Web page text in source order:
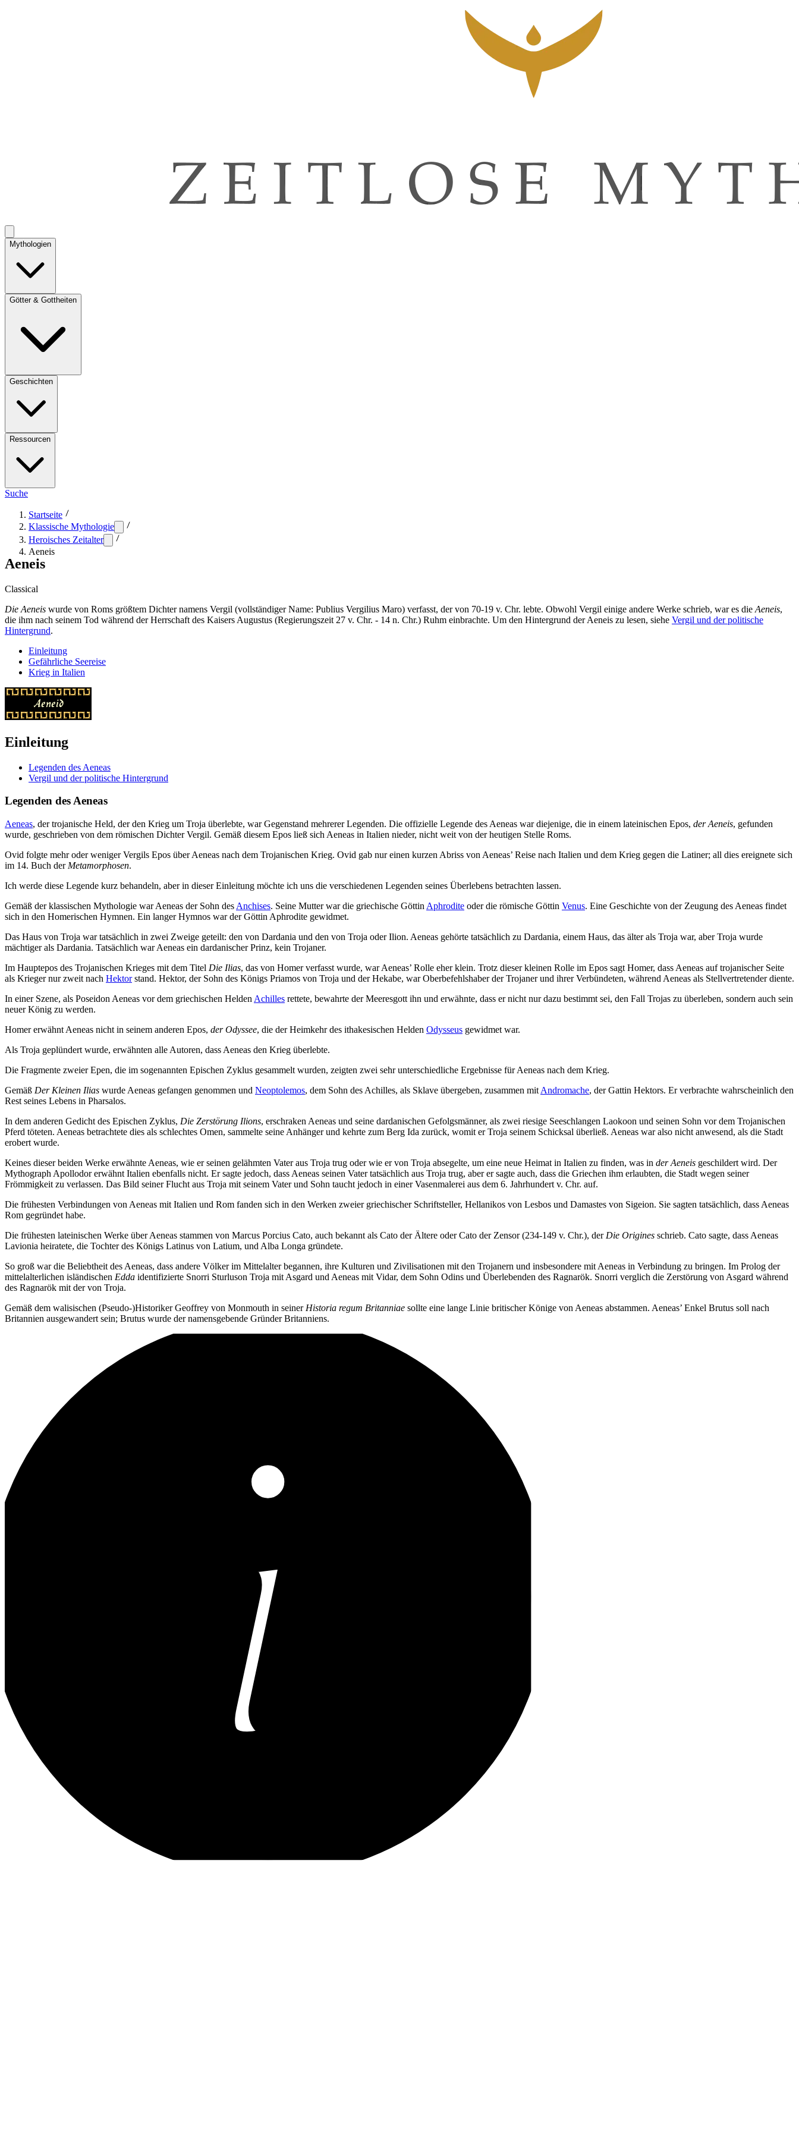
Mythologien
Götter & Gottheiten
Geschichten
Ressourcen
Suche
Startseite
Klassische Mythologie
Heroisches Zeitalter
Aeneis
Aeneis
Classical
Die Aeneis wurde von Roms größtem Dichter namens Vergil (vollständiger Name: Publius Vergilius Maro) verfasst, der von 70-19 v. Chr. lebte. Obwohl Vergil einige andere Werke schrieb, war es die Aeneis,
die ihm nach seinem Tod während der Herrschaft des Kaisers Augustus (Regierungszeit 27 v. Chr. - 14 n. Chr.) Ruhm einbrachte. Um den Hintergrund der Aeneis zu lesen, siehe Vergil und der politische
Hintergrund.
Einleitung
Gefährliche Seereise
Krieg in Italien
Einleitung
Legenden des Aeneas
Vergil und der politische Hintergrund
Legenden des Aeneas
Aeneas, der trojanische Held, der den Krieg um Troja überlebte, war Gegenstand mehrerer Legenden. Die offizielle Legende des Aeneas war diejenige, die in einem lateinischen Epos, der Aeneis, gefunden
wurde, geschrieben von dem römischen Dichter Vergil. Gemäß diesem Epos ließ sich Aeneas in Italien nieder, nicht weit von der heutigen Stelle Roms.
Ovid folgte mehr oder weniger Vergils Epos über Aeneas nach dem Trojanischen Krieg. Ovid gab nur einen kurzen Abriss von Aeneas’ Reise nach Italien und dem Krieg gegen die Latiner; all dies ereignete sich
im 14. Buch der Metamorphosen.
Ich werde diese Legende kurz behandeln, aber in dieser Einleitung möchte ich uns die verschiedenen Legenden seines Überlebens betrachten lassen.
Gemäß der klassischen Mythologie war Aeneas der Sohn des Anchises. Seine Mutter war die griechische Göttin Aphrodite oder die römische Göttin Venus. Eine Geschichte von der Zeugung des Aeneas findet
sich in den Homerischen Hymnen. Ein langer Hymnos war der Göttin Aphrodite gewidmet.
Das Haus von Troja war tatsächlich in zwei Zweige geteilt: den von Dardania und den von Troja oder Ilion. Aeneas gehörte tatsächlich zu Dardania, einem Haus, das älter als Troja war, aber Troja wurde
mächtiger als Dardania. Tatsächlich war Aeneas ein dardanischer Prinz, kein Trojaner.
Im Hauptepos des Trojanischen Krieges mit dem Titel Die Ilias, das von Homer verfasst wurde, war Aeneas’ Rolle eher klein. Trotz dieser kleinen Rolle im Epos sagt Homer, dass Aeneas auf trojanischer Seite
als Krieger nur zweit nach Hektorstand. Hektor, der Sohn des Königs Priamos von Troja und der Hekabe, war Oberbefehlshaber der Trojaner und ihrer Verbündeten, während Aeneas als Stellvertretender diente.
In einer Szene, als Poseidon Aeneas vor dem griechischen Helden Achilles rettete, bewahrte der Meeresgott ihn und erwähnte, dass er nicht nur dazu bestimmt sei, den Fall Trojas zu überleben, sondern auch sein
neuer König zu werden.
Homer erwähnt Aeneas nicht in seinem anderen Epos, der Odyssee, die der Heimkehr des ithakesischen Helden Odysseus gewidmet war.
Als Troja geplündert wurde, erwähnten alle Autoren, dass Aeneas den Krieg überlebte.
Die Fragmente zweier Epen, die im sogenannten Epischen Zyklus gesammelt wurden, zeigten zwei sehr unterschiedliche Ergebnisse für Aeneas nach dem Krieg.
Gemäß Der Kleinen Ilias wurde Aeneas gefangen genommen und Neoptolemos, dem Sohn des Achilles, als Sklave übergeben, zusammen mit Andromache, der Gattin Hektors. Er verbrachte wahrscheinlich den
Rest seines Lebens in Pharsalos.
In dem anderen Gedicht des Epischen Zyklus, Die Zerstörung Ilions, erschraken Aeneas und seine dardanischen Gefolgsmänner, als zwei riesige Seeschlangen Laokoon und seinen Sohn vor dem Trojanischen
Pferd töteten. Aeneas betrachtete dies als schlechtes Omen, sammelte seine Anhänger und kehrte zum Berg Ida zurück, womit er Troja seinem Schicksal überließ. Aeneas war also nicht anwesend, als die Stadt
erobert wurde.
Keines dieser beiden Werke erwähnte Aeneas, wie er seinen gelähmten Vater aus Troja trug oder wie er von Troja absegelte, um eine neue Heimat in Italien zu finden, was in der Aeneis geschildert wird. Der
Mythograph Apollodor erwähnt Italien ebenfalls nicht. Er sagte jedoch, dass Aeneas seinen Vater tatsächlich aus Troja trug, aber er sagte auch, dass die Griechen ihm erlaubten, die Stadt wegen seiner
Frömmigkeit zu verlassen. Das Bild seiner Flucht aus Troja mit seinem Vater und Sohn taucht jedoch in einer Vasenmalerei aus dem 6. Jahrhundert v. Chr. auf.
Die frühesten Verbindungen von Aeneas mit Italien und Rom fanden sich in den Werken zweier griechischer Schriftsteller, Hellanikos von Lesbos und Damastes von Sigeion. Sie sagten tatsächlich, dass Aeneas
Rom gegründet habe.
Die frühesten lateinischen Werke über Aeneas stammen von Marcus Porcius Cato, auch bekannt als Cato der Ältere oder Cato der Zensor (234-149 v. Chr.), der Die Origines schrieb. Cato sagte, dass Aeneas
Lavionia heiratete, die Tochter des Königs Latinus von Latium, und Alba Longa gründete.
So groß war die Beliebtheit des Aeneas, dass andere Völker im Mittelalter begannen, ihre Kulturen und Zivilisationen mit den Trojanern und insbesondere mit Aeneas in Verbindung zu bringen. Im Prolog der
mittelalterlichen isländischen Edda identifizierte Snorri Sturluson Troja mit Asgard und Aeneas mit Vidar, dem Sohn Odins und Überlebenden des Ragnarök. Snorri verglich die Zerstörung von Asgard während
des Ragnarök mit der von Troja.
Gemäß dem walisischen (Pseudo-)Historiker Geoffrey von Monmouth in seiner Historia regum Britanniae sollte eine lange Linie britischer Könige von Aeneas abstammen. Aeneas’ Enkel Brutus soll nach
Britannien ausgewandert sein; Brutus wurde der namensgebende Gründer Britanniens.